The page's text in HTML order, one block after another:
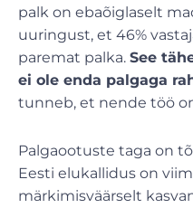
palk on ebaõiglaselt
uuringust, et 46%
paremat palka. See
ei ole enda palgaga
tunneb, et nende töö
Palgaootuste taga on
Eesti elukallidus on
märkimisväärselt